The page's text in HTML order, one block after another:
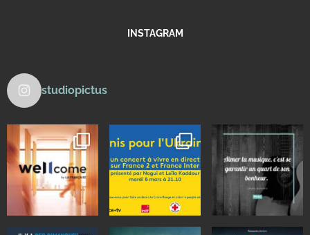
INSTAGRAM
studiopictus